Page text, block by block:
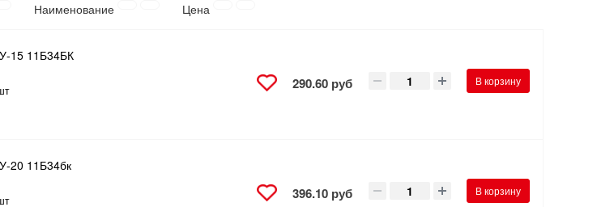
Наименование Цена
15 11Б34БК
290.60 руб В корзину
20 11Б34бк
396.10 руб В корзину